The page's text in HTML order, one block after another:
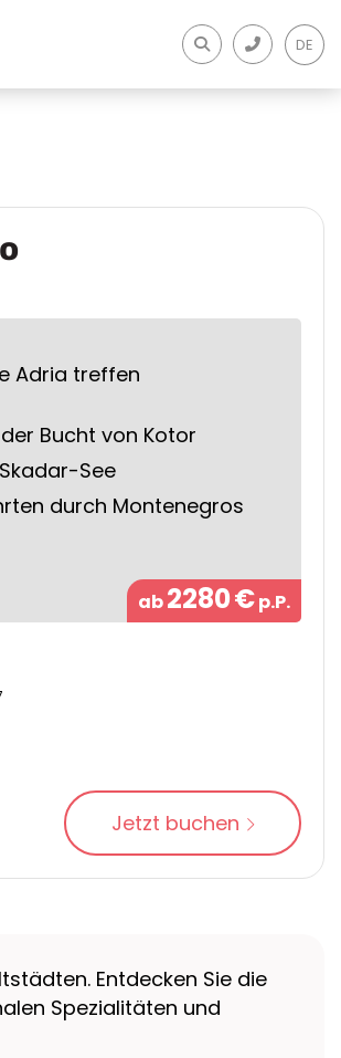
DE
Adria treffen
Bucht von Kotor
See
durch Montenegros
ab2280€p.P.
Jetzt buchen
Entdecken Sie die
Spezialitäten und